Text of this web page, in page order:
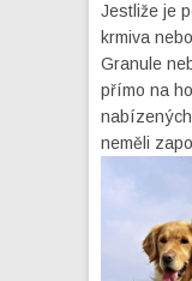
Jestliže je
krmiva
Granule
přímo na
neměli